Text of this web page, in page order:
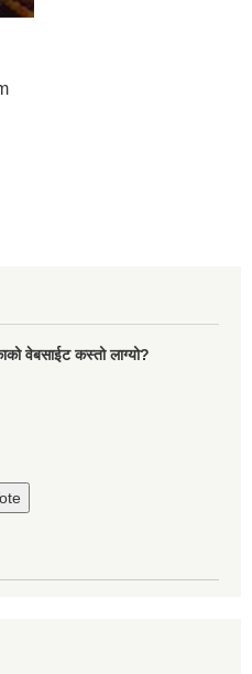
वेबसाईट कस्तो लाग्यो?